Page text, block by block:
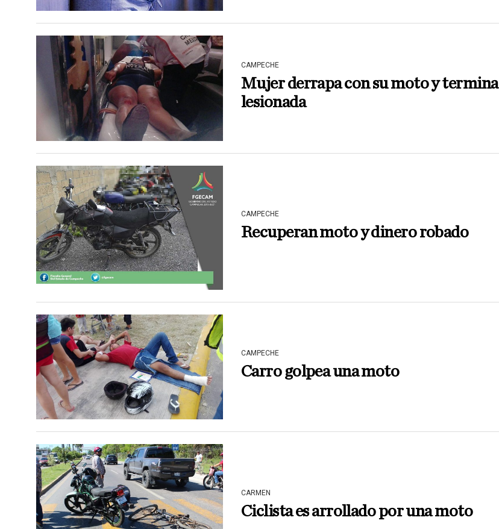
CAMPECHE
Mujer derrapa con su moto y termina
lesionada
CAMPECHE
Recuperan moto y dinero robado
CAMPECHE
Carro golpea una moto
CARMEN
Ciclista es arrollado por una moto